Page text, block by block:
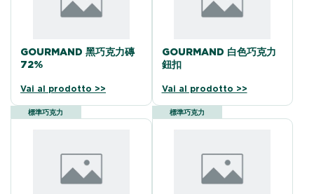
GOURMAND 黑巧克力磚
72%
Vai al prodotto >>
GOURMAND 白色巧克力
鈕扣
Vai al prodotto >>
標準巧克力 標準巧克力